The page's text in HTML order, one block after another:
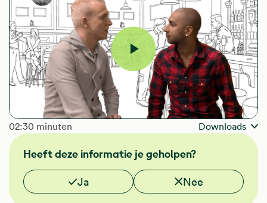
Video
afspelen
The length of the video is
02:30 minuten Downloads
Heeft deze informatie je geholpen?
Vond je deze informatie nuttig?
Ja Nee